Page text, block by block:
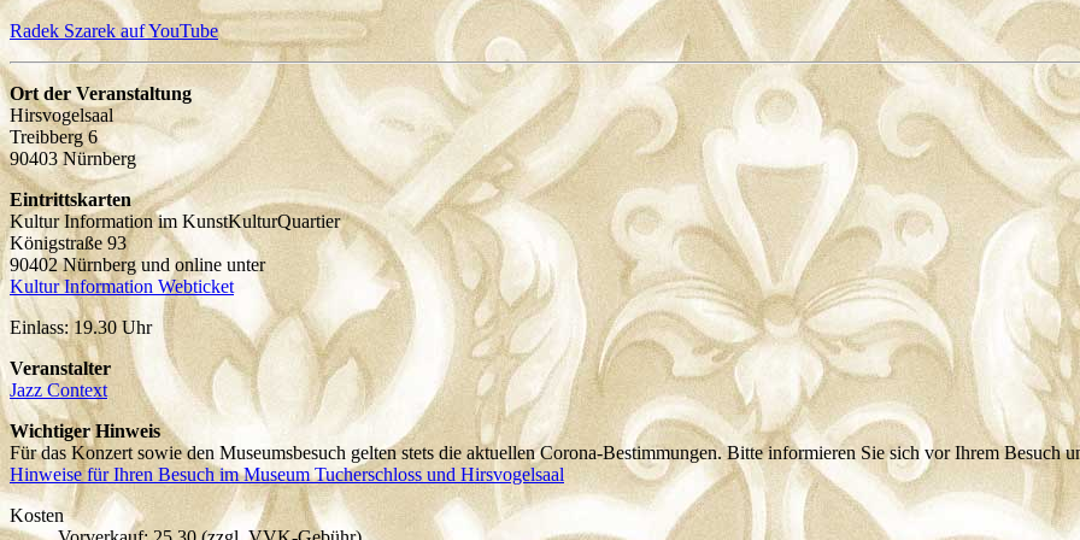
Radek Szarek auf YouTube
Ort der Veranstaltung
Hirsvogelsaal
Treibberg 6
90403 Nürnberg
Eintrittskarten
Kultur Information im KunstKulturQuartier
Königstraße 93
90402 Nürnberg und online unter
Kultur Information Webticket
Einlass: 19.30 Uhr
Veranstalter
Jazz Context
Wichtiger Hinweis
Für das Konzert sowie den Museumsbesuch gelten stets die aktuellen Corona-Bestimmungen. Bitte informieren Sie sich vor Ihrem Besuch
Hinweise für Ihren Besuch im Museum Tucherschloss und Hirsvogelsaal
Kosten